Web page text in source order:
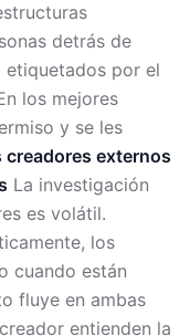
detrás de
etiquetados por el
los mejores
y se les
creadores externos
La investigación
es volátil.
los
cuando están
fluye en ambas
entienden la